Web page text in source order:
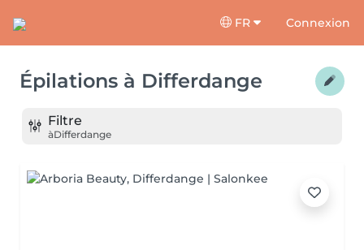
FR Connexion
Épilations à Differdange
Filtre
àDifferdange